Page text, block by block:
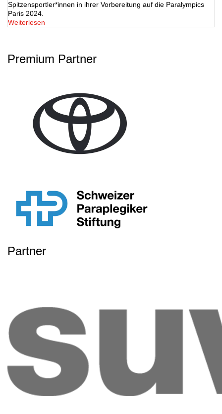
Spitzensportler*innen in ihrer Vorbereitung auf die Paralympics
Paris 2024.
Weiterlesen
Premium Partner
Partner